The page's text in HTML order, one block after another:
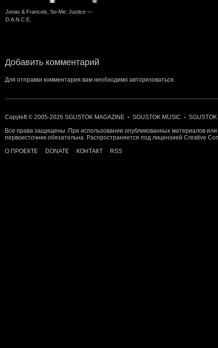
Jonas & Francois, So-Me: Justice —
D.A.N.C.E.
Добавить комментарий
Для отправки комментария вам необходимо авторизоваться.
Copyleft © 2005-2026 SGUSTOK MAGAZINE • SGUSTOK MUSIC •
Все права защищены. При использовании опубликованных материалов
первоисточник обязательна. Распространяется под лицензией Creative
О ПРОЕКТЕ
DONATE КОНТАКТ RSS